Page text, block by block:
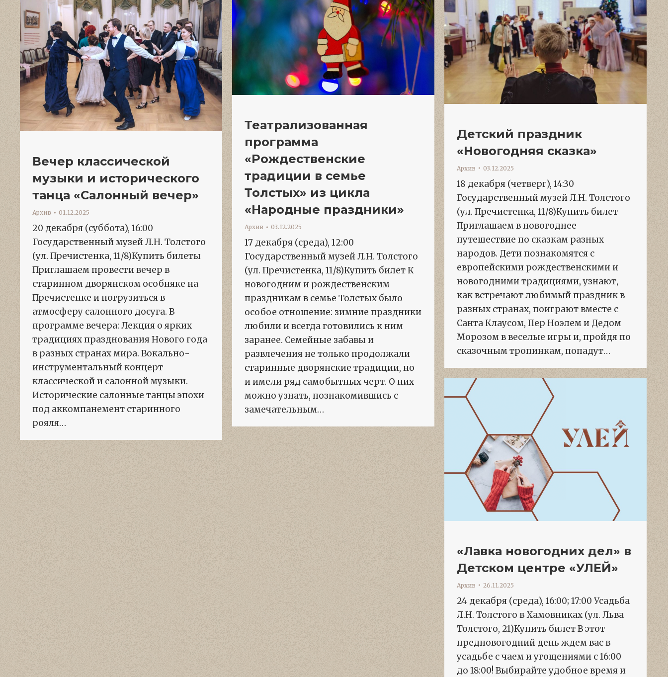
Театрализованная
программа
«Рождественские
традиции в семье
Толстых» из цикла
«Народные праздники»
Архив 03.12.2025
17 декабря (среда), 12:00
Государственный музей Л.Н. Толстого
(ул. Пречистенка, 11/8)Купить билет К
новогодним и рождественским
праздникам в семье Толстых было
особое отношение: зимние праздники
любили и всегда готовились к ним
заранее. Семейные забавы и
развлечения не только продолжали
старинные дворянские традиции, но
и имели ряд самобытных черт. О них
можно узнать, познакомившись с
замечательным…
Детский праздник
«Новогодняя сказка»
Архив 03.12.2025
18 декабря (четверг), 14:30
Государственный музей Л.Н. Толстого
(ул. Пречистенка, 11/8)Купить билет
Приглашаем в новогоднее
путешествие по сказкам разных
народов. Дети познакомятся с
европейскими рождественскими и
новогодними традициями, узнают,
как встречают любимый праздник в
разных странах, поиграют вместе с
Санта Клаусом, Пер Ноэлем и Дедом
Морозом в веселые игры и, пройдя по
сказочным тропинкам, попадут…
Вечер классической
музыки и исторического
танца «Салонный вечер»
Архив 01.12.2025
20 декабря (суббота), 16:00
Государственный музей Л.Н. Толстого
(ул. Пречистенка, 11/8)Купить билеты
Приглашаем провести вечер в
старинном дворянском особняке на
Пречистенке и погрузиться в
атмосферу салонного досуга. В
программе вечера: Лекция о ярких
традициях празднования Нового года
в разных странах мира. Вокально-
инструментальный концерт
классической и салонной музыки.
Исторические салонные танцы эпохи
под аккомпанемент старинного
рояля…
«Лавка новогодних дел» в
Детском центре «УЛЕЙ»
Архив 26.11.2025
24 декабря (среда), 16:00; 17:00 Усадьба
Л.Н. Толстого в Хамовниках (ул. Льва
Толстого, 21)Купить билет В этот
предновогодний день ждем вас в
усадьбе с чаем и угощениями с 16:00
до 18:00! Выбирайте удобное время и